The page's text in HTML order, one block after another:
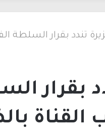
تندد بقرار السلطة
بقرار
القناة